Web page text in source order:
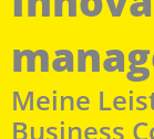
Meine
Business